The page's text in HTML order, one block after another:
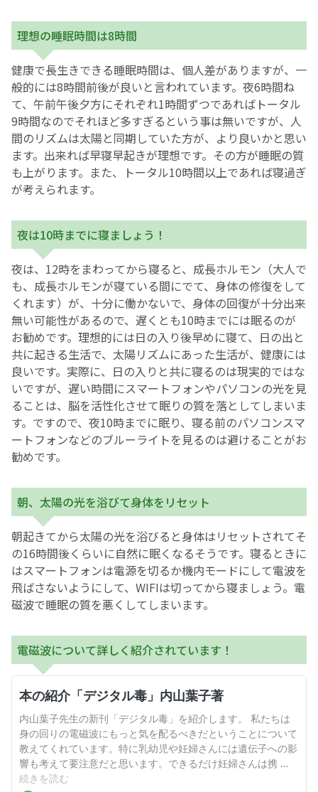
理想の睡眠時間は8時間
健康で長生きできる睡眠時間は、個人差がありますが、一
般的には8時間前後が良いと言われています。夜6時間ね
て、午前午後夕方にそれぞれ1時間ずつであればトータル
9時間なのでそれほど多すぎるという事は無いですが、人
間のリズムは太陽と同期していた方が、より良いかと思い
ます。出来れば早寝早起きが理想です。その方が睡眠の質
も上がります。また、トータル10時間以上であれば寝過ぎ
が考えられます。
夜は10時までに寝ましょう！
夜は、12時をまわってから寝ると、成長ホルモン（大人で
も、成長ホルモンが寝ている間にでて、身体の修復をして
くれます）が、十分に働かないで、身体の回復が十分出来
無い可能性があるので、遅くとも10時までには眠るのが
お勧めです。理想的には日の入り後早めに寝て、日の出と
共に起きる生活で、太陽リズムにあった生活が、健康には
良いです。実際に、日の入りと共に寝るのは現実的ではな
いですが、遅い時間にスマートフォンやパソコンの光を見
ることは、脳を活性化させて眠りの質を落としてしまいま
す。ですので、夜10時までに眠り、寝る前のパソコンスマ
ートフォンなどのブルーライトを見るのは避けることがお
勧めです。
朝、太陽の光を浴びて身体をリセット
朝起きてから太陽の光を浴びると身体はリセットされてそ
の16時間後くらいに自然に眠くなるそうです。寝るときに
はスマートフォンは電源を切るか機内モードにして電波を
飛ばさないようにして、WIFIは切ってから寝ましょう。電
磁波で睡眠の質を悪くしてしまいます。
電磁波について詳しく紹介されています！